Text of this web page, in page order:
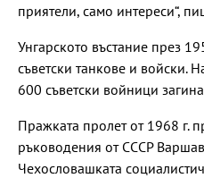
приятели, само интереси“,
Унгарското въстание през
съветски танкове и войски.
600 съветски войници
Пражката пролет от 1968 г.
ръководения от СССР
Чехословашката